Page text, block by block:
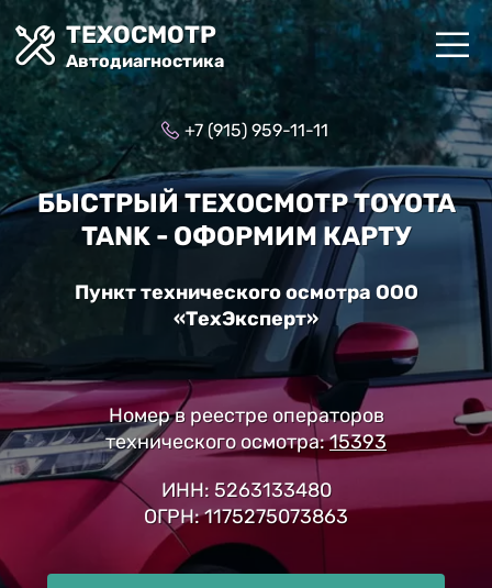
ТЕХОСМОТР
Автодиагностика
+7 (915) 959-11-11
БЫСТРЫЙ ТЕХОСМОТР TOYOTA
TANK - ОФОРМИМ КАРТУ
Пункт технического осмотра ООО
«ТехЭксперт»
Номер в реестре операторов
технического осмотра:15393
ИНН: 5263133480
ОГРН: 1175275073863